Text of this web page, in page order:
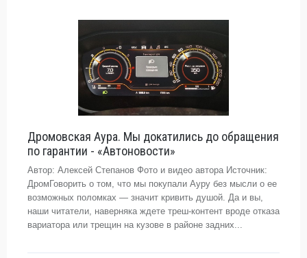
Дромовская Аура. Мы докатились до обращения
по гарантии - «Автоновости»
Автор: Алексей Степанов Фото и видео автора Источник:
ДромГоворить о том, что мы покупали Ауру без мысли о ее
возможных поломках — значит кривить душой. Да и вы,
наши читатели, наверняка ждете треш-контент вроде отказа
вариатора или трещин на кузове в районе задних...